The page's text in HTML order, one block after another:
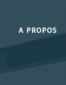
A PROPOS